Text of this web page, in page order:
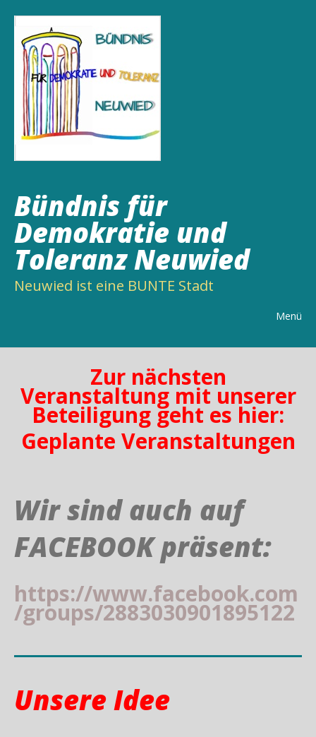
Bündnis für
Demokratie und
Toleranz Neuwied
Neuwied ist eine BUNTE Stadt
Menü
Zur nächsten
Veranstaltung mit unserer
Beteiligung geht es hier:
Geplante Veranstaltungen
Wir sind auch auf
FACEBOOK präsent:
https://www.facebook.com
/groups/2883030901895122
Unsere Idee